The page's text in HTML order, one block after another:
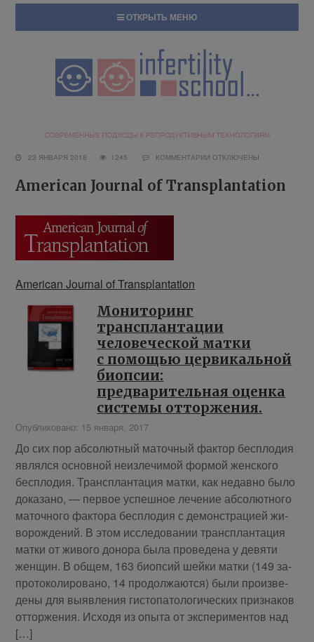
ОТКРЫТЬ МЕНЮ
23 ЯНВАРЯ 2018 1245 КОММЕНТАРИИ ОТКЛЮЧЕНЫ
American Journal of Transplantation
American Journal of Transplantation
Мониторинг
трансплантации
человеческой матки
с помощью цервикальной
биопсии:
предварительная оценка
системы отторжения.
Опубликовано: 15 января, 2017
До сих пор аб­со­лют­ный ма­точ­ный фак­тор бес­пло­дия
яв­лял­ся ос­нов­ной неиз­ле­чи­мой фор­мой жен­ско­го
бес­пло­дия. Транс­план­та­ция мат­ки, как недав­но бы­ло
до­ка­за­но, — пер­вое успеш­ное ле­че­ние аб­со­лют­но­го
ма­точ­но­го фак­то­ра бес­пло­дия с де­мон­стра­ци­ей жи­
во­рож­де­ний. В этом ис­сле­до­ва­нии транс­план­та­ция
мат­ки от жи­во­го до­но­ра бы­ла про­ве­де­на у де­вя­ти
жен­щин. В об­щем, 163 биоп­сий шей­ки мат­ки (149 за­
про­то­ко­ли­ро­ва­но, 14 про­дол­жа­ют­ся) бы­ли про­из­ве­
де­ны для вы­яв­ле­ния ги­сто­па­то­ло­ги­че­ских при­зна­ков
от­тор­же­ния. Ис­хо­дя из опы­та от экс­пе­ри­мен­тов над
[…]